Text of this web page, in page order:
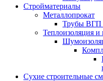
Стройматериалы
Металлопрокат
Трубы ВГП
Теплоизоляция
Сухие строительные